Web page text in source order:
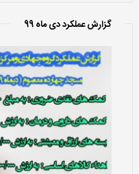
گزارش عملکرد دی ماه 99